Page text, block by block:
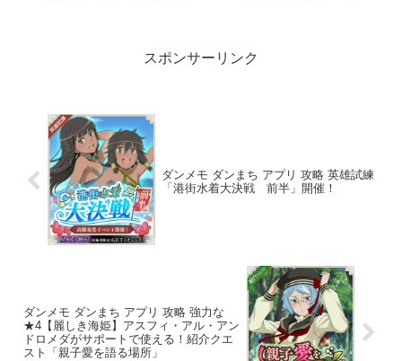
スポンサーリンク
ダンメモ ダンまち アプリ 攻略 英雄試練
「港街水着大決戦 前半」開催！
ダンメモ ダンまち アプリ 攻略 強力な
★4【麗しき海姫】アスフィ・アル・アン
ドロメダがサポートで使える！紹介クエ
スト「親子愛を語る場所」